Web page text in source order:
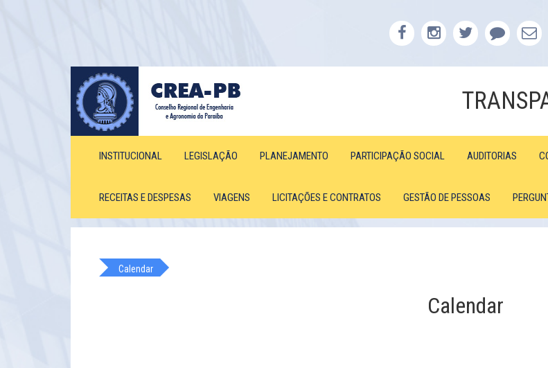
INSTITUCIONAL LEGISLAÇÃO PLANEJAMENTO PARTICIPAÇÃO SOCIAL AUDITORIAS
RECEITAS E DESPESAS VIAGENS LICITAÇÕES E CONTRATOS GESTÃO DE PESSOAS
Calendar
Calendar